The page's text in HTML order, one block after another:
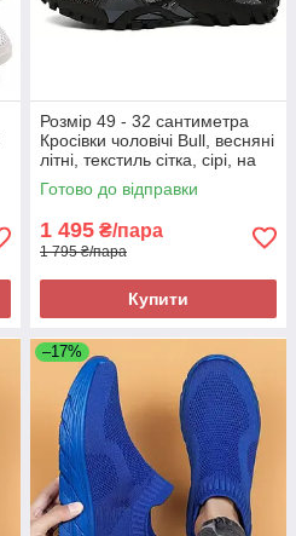
Розмір 49 - 32 сантиметра
Кросівки чоловічі Bull, весняні
літні, текстиль сітка, сірі, на
підошві з піни, легкі і зручні
Готово до відправки
1 495 ₴/пара
1 795 ₴/пара
Купити
–17%